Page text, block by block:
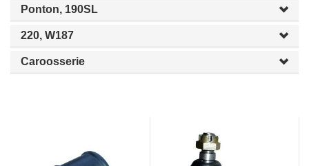
Ponton, 190SL
220, W187
Caroosserie